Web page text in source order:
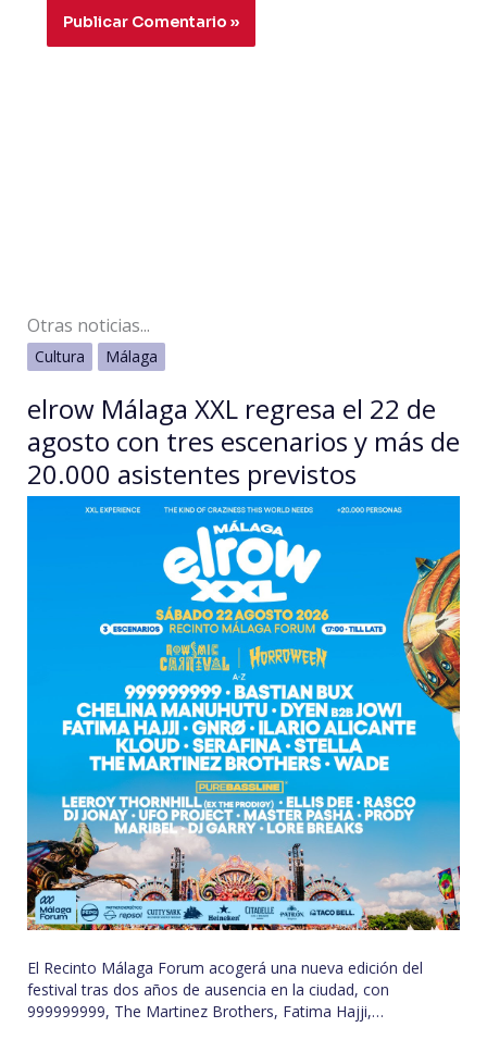
Otras noticias...
Cultura Málaga
elrow Málaga XXL regresa el 22 de
agosto con tres escenarios y más de
20.000 asistentes previstos
El Recinto Málaga Forum acogerá una nueva edición del
festival tras dos años de ausencia en la ciudad, con
999999999, The Martinez Brothers, Fatima Hajji,…